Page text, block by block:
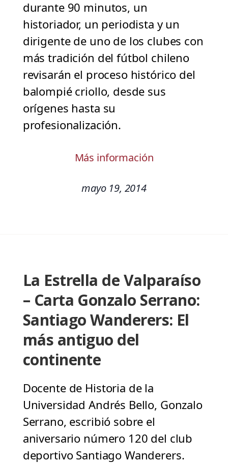
durante 90 minutos, un
historiador, un periodista y un
dirigente de uno de los clubes con
más tradición del fútbol chileno
revisarán el proceso histórico del
balompié criollo, desde sus
orígenes hasta su
profesionalización.
Más información
mayo 19, 2014
La Estrella de Valparaíso
– Carta Gonzalo Serrano:
Santiago Wanderers: El
más antiguo del
continente
Docente de Historia de la
Universidad Andrés Bello, Gonzalo
Serrano, escribió sobre el
aniversario número 120 del club
deportivo Santiago Wanderers.